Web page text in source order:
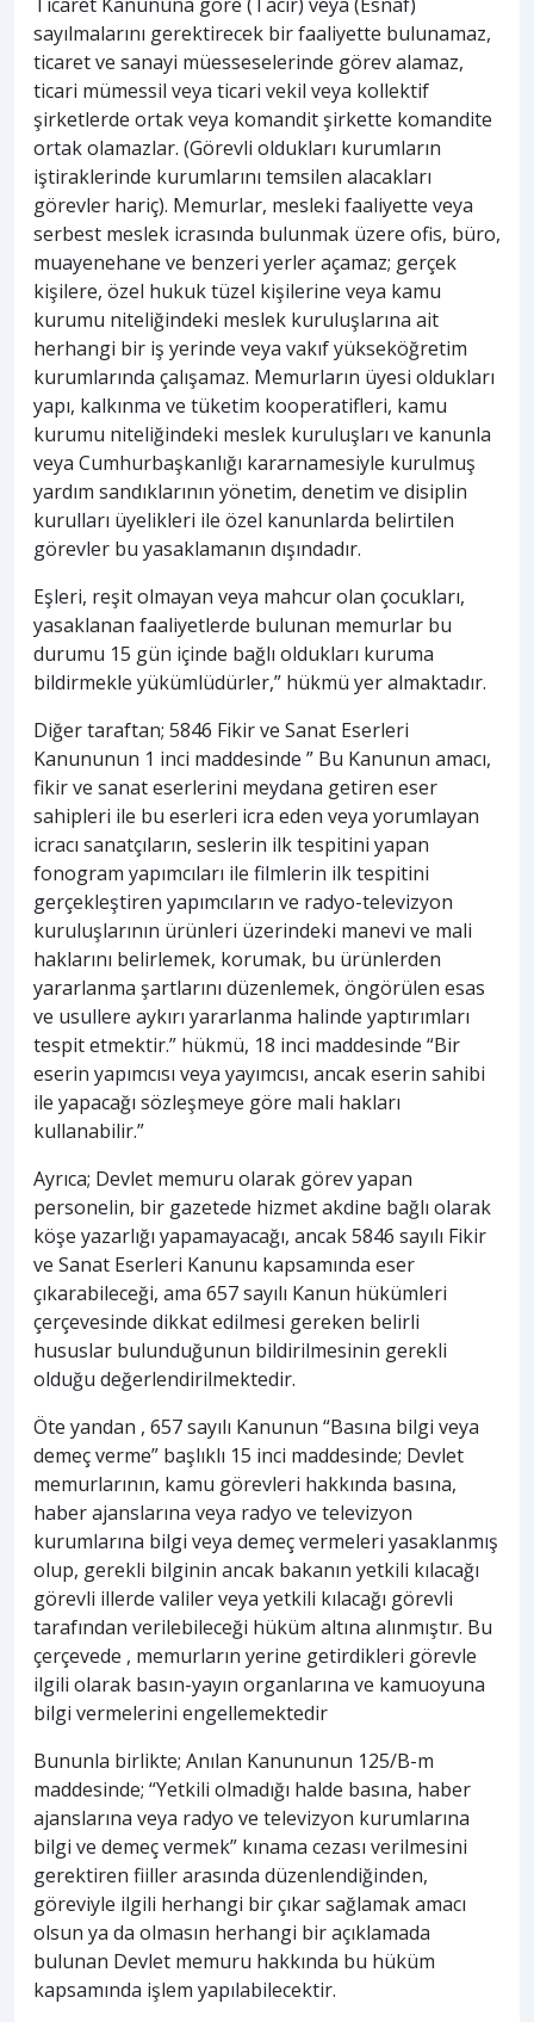
sayılmalarını gerektirecek bir faaliyette bulunamaz,
ticaret ve sanayi müesseselerinde görev alamaz,
ticari mümessil veya ticari vekil veya kollektif
şirketlerde ortak veya komandit şirkette komandite
ortak olamazlar. (Görevli oldukları kurumların
iştiraklerinde kurumlarını temsilen alacakları
görevler hariç). Memurlar, mesleki faaliyette veya
serbest meslek icrasında bulunmak üzere ofis, büro,
muayenehane ve benzeri yerler açamaz; gerçek
kişilere, özel hukuk tüzel kişilerine veya kamu
kurumu niteliğindeki meslek kuruluşlarına ait
herhangi bir iş yerinde veya vakıf yükseköğretim
kurumlarında çalışamaz. Memurların üyesi oldukları
yapı, kalkınma ve tüketim kooperatifleri, kamu
kurumu niteliğindeki meslek kuruluşları ve kanunla
veya Cumhurbaşkanlığı kararnamesiyle kurulmuş
yardım sandıklarının yönetim, denetim ve disiplin
kurulları üyelikleri ile özel kanunlarda belirtilen
görevler bu yasaklamanın dışındadır.
Eşleri, reşit olmayan veya mahcur olan çocukları,
yasaklanan faaliyetlerde bulunan memurlar bu
durumu 15 gün içinde bağlı oldukları kuruma
bildirmekle yükümlüdürler,” hükmü yer almaktadır.
Diğer taraftan; 5846 Fikir ve Sanat Eserleri
Kanununun 1 inci maddesinde ” Bu Kanunun amacı,
fikir ve sanat eserlerini meydana getiren eser
sahipleri ile bu eserleri icra eden veya yorumlayan
icracı sanatçıların, seslerin ilk tespitini yapan
fonogram yapımcıları ile filmlerin ilk tespitini
gerçekleştiren yapımcıların ve radyo-televizyon
kuruluşlarının ürünleri üzerindeki manevi ve mali
haklarını belirlemek, korumak, bu ürünlerden
yararlanma şartlarını düzenlemek, öngörülen esas
ve usullere aykırı yararlanma halinde yaptırımları
tespit etmektir.” hükmü, 18 inci maddesinde “Bir
eserin yapımcısı veya yayımcısı, ancak eserin sahibi
ile yapacağı sözleşmeye göre mali hakları
kullanabilir.”
Ayrıca; Devlet memuru olarak görev yapan
personelin, bir gazetede hizmet akdine bağlı olarak
köşe yazarlığı yapamayacağı, ancak 5846 sayılı Fikir
ve Sanat Eserleri Kanunu kapsamında eser
çıkarabileceği, ama 657 sayılı Kanun hükümleri
çerçevesinde dikkat edilmesi gereken belirli
hususlar bulunduğunun bildirilmesinin gerekli
olduğu değerlendirilmektedir.
Öte yandan , 657 sayılı Kanunun “Basına bilgi veya
demeç verme” başlıklı 15 inci maddesinde; Devlet
memurlarının, kamu görevleri hakkında basına,
haber ajanslarına veya radyo ve televizyon
kurumlarına bilgi veya demeç vermeleri yasaklanmış
olup, gerekli bilginin ancak bakanın yetkili kılacağı
görevli illerde valiler veya yetkili kılacağı görevli
tarafından verilebileceği hüküm altına alınmıştır. Bu
çerçevede , memurların yerine getirdikleri görevle
ilgili olarak basın-yayın organlarına ve kamuoyuna
bilgi vermelerini engellemektedir
Bununla birlikte; Anılan Kanununun 125/B-m
maddesinde; “Yetkili olmadığı halde basına, haber
ajanslarına veya radyo ve televizyon kurumlarına
bilgi ve demeç vermek” kınama cezası verilmesini
gerektiren fiiller arasında düzenlendiğinden,
göreviyle ilgili herhangi bir çıkar sağlamak amacı
olsun ya da olmasın herhangi bir açıklamada
bulunan Devlet memuru hakkında bu hüküm
kapsamında işlem yapılabilecektir.